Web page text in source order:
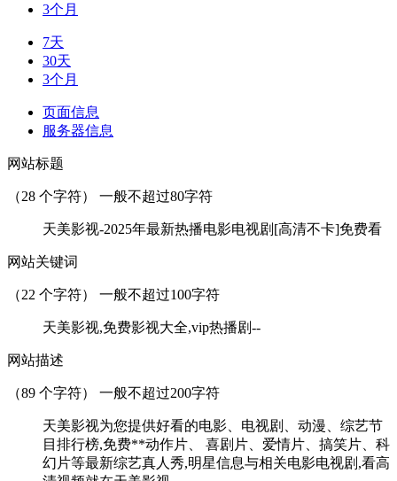
3个月
7天
30天
3个月
页面信息
服务器信息
网站标题
（28 个字符） 一般不超过80字符
天美影视-2025年最新热播电影电视剧[高清不卡]免费看
网站关键词
（22 个字符） 一般不超过100字符
天美影视,免费影视大全,vip热播剧--
网站描述
（89 个字符） 一般不超过200字符
天美影视为您提供好看的电影、电视剧、动漫、综艺节
目排行榜,免费**动作片、 喜剧片、爱情片、搞笑片、科
幻片等最新综艺真人秀,明星信息与相关电影电视剧,看高